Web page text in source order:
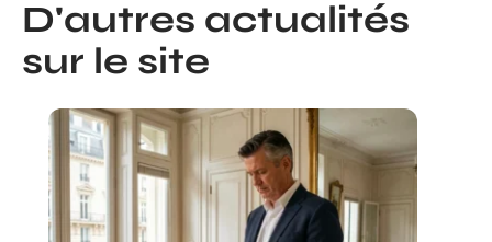
D'autres actualités
sur le site